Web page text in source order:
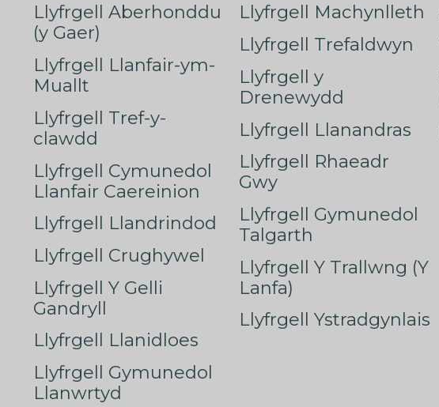
Llyfrgell Aberhonddu
(y Gaer)
Llyfrgell Llanfair-ym-
Muallt
Llyfrgell Tref-y-
clawdd
Llyfrgell Cymunedol
Llanfair Caereinion
Llyfrgell Llandrindod
Llyfrgell Crughywel
Llyfrgell Y Gelli
Gandryll
Llyfrgell Llanidloes
Llyfrgell Gymunedol
Llanwrtyd
Llyfrgell Machynlleth
Llyfrgell Trefaldwyn
Llyfrgell y
Drenewydd
Llyfrgell Llanandras
Llyfrgell Rhaeadr
Gwy
Llyfrgell Gymunedol
Talgarth
Llyfrgell Y Trallwng (Y
Lanfa)
Llyfrgell Ystradgynlais